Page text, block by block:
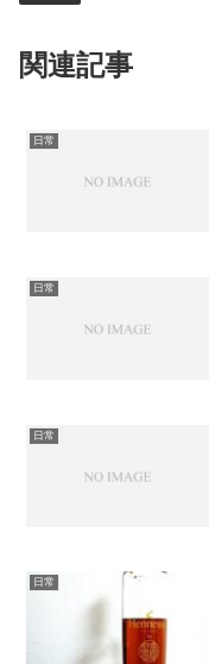
関連記事
日常
日常
日常
日常